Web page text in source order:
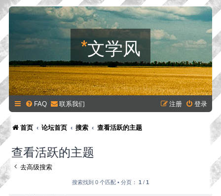
*文学风
FAQ 联系我们 登录
注册
首页 论坛首页 搜索 查看活跃的主题
查看活跃的主题
去高级搜索
搜索找到 0 个匹配 • 分页： 1 / 1